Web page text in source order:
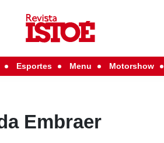
Esportes Menu Motorshow
Embraer